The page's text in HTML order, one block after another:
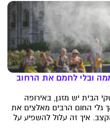
ובלי לחמם את הרחוב
94 אחוז ממשקי הבית יש מזגן, באירופה
בלבד; אך גלי החום הרבים מאלצים את
איך זה עלול להשפיע על